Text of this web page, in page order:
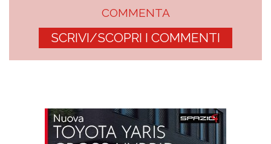
COMMENTA
SCRIVI/SCOPRI I COMMENTI